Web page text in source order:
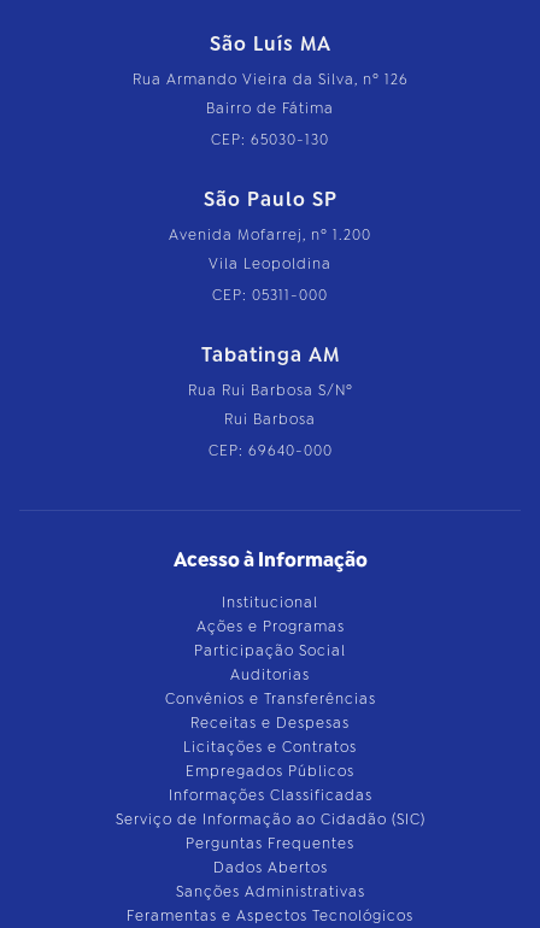
São Luís MA
Rua Armando Vieira da Silva, nº 126
Bairro de Fátima
CEP: 65030-130
São Paulo SP
Avenida Mofarrej, nº 1.200
Vila Leopoldina
CEP: 05311-000
Tabatinga AM
Rua Rui Barbosa S/Nº
Rui Barbosa
CEP: 69640-000
Acesso à Informação
Institucional
Ações e Programas
Participação Social
Auditorias
Convênios e Transferências
Receitas e Despesas
Licitações e Contratos
Empregados Públicos
Informações Classificadas
Serviço de Informação ao Cidadão (SIC)
Perguntas Frequentes
Dados Abertos
Sanções Administrativas
Feramentas e Aspectos Tecnológicos